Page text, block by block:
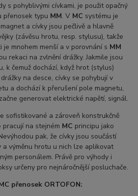
s pohyblivými cívkami, je použit opačný
přenosek typu MM. V MC systému je
a cívky jsou pečlivě a hlavně
(závěsu hrotu, resp. stylusu), takže
mnohem menší a v porovnání s MM
rekaci na zvlnění drážky. Jakmile jsou
k čemuž dochází, když hrot (stylus)
na desce, cívky se pohybují v
a dochází k přerušení pole magnetu,
generovat elektrické napětí, signál.
sofistikované a zároveň konstrukčně
pracují na stejném MC principu jako
pak, že cívky jsou součástí
a výměnu hrotu u nich lze aplikovat
personálem. Právě pro výhody i
určeny pro nejnáročnější posluchače.
přenosek ORTOFON: